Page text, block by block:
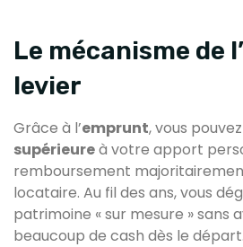
Le mécanisme de
levier
Grâce à l’emprunt, vous
supérieureà votre apport
remboursement
locataire. Au fil des ans, vous
patrimoine « sur mesure » sans
beaucoup de cash dès le départ.